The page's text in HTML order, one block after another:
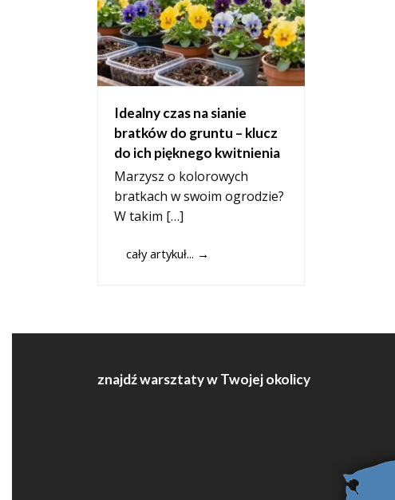
Idealny czas na sianie
bratków do gruntu – klucz
do ich pięknego kwitnienia
Marzysz o kolorowych
bratkach w swoim ogrodzie?
W takim […]
cały artykuł... →
znajdź warsztaty w Twojej okolicy